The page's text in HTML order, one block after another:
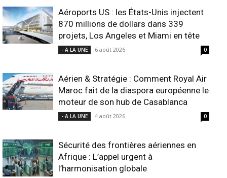
Aéroports US : les États-Unis injectent
870 millions de dollars dans 339
projets, Los Angeles et Miami en tête
- A LA UNE 6 août 2026 0
Aérien & Stratégie : Comment Royal Air
Maroc fait de la diaspora européenne le
moteur de son hub de Casablanca
- A LA UNE 4 août 2026 0
Sécurité des frontières aériennes en
Afrique : L’appel urgent à
l’harmonisation globale